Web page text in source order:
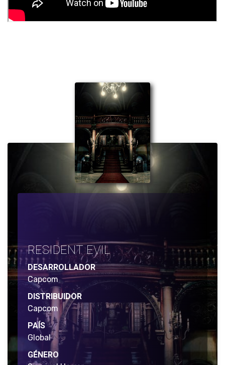
RESIDENT EVIL
DESARROLLADOR
Capcom
DISTRIBUIDOR
Capcom
PAÍS
Global
GÉNERO